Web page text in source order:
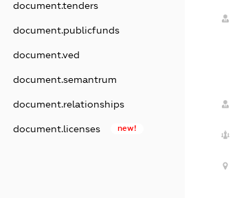
document.tenders
document.publicfunds
document.ved
document.semantrum
document.relationships
document.licenses new!